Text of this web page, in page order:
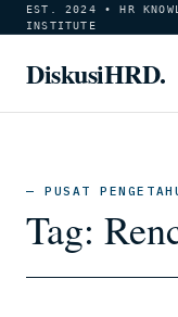
EST. 2024 • HR
INSTITUTE
DiskusiHRD.
— PUSAT
Tag: